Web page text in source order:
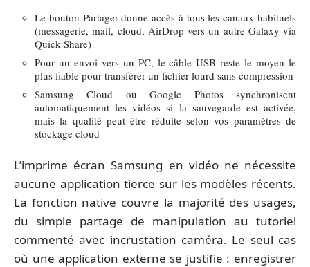
Le bouton Partager donne accès à tous les canaux habituels
(messagerie, mail, cloud, AirDrop vers un autre Galaxy via
Quick Share)
Pour un envoi vers un PC, le câble USB reste le moyen le
plus fiable pour transférer un fichier lourd sans compression
Samsung Cloud ou Google Photos synchronisent
automatiquement les vidéos si la sauvegarde est activée,
mais la qualité peut être réduite selon vos paramètres de
stockage cloud
L’imprime écran Samsung en vidéo ne nécessite
aucune application tierce sur les modèles récents.
La fonction native couvre la majorité des usages,
du simple partage de manipulation au tutoriel
commenté avec incrustation caméra. Le seul cas
où une application externe se justifie : enregistrer